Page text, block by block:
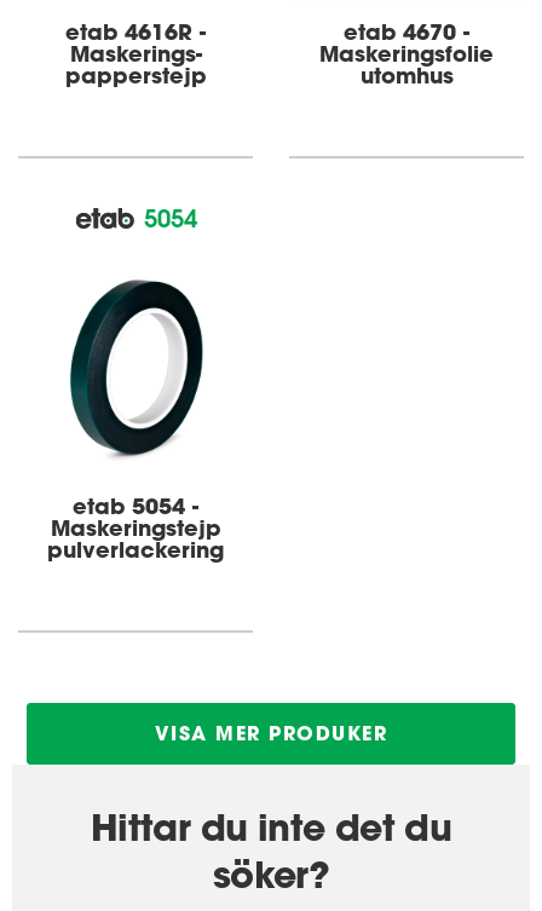
etab 4616R -
Maskerings­­
pappers­tejp
etab 4670 -
Maskeringsfolie
utomhus
5054
etab 5054 -
Maskeringstejp
pulverlackering
VISA MER PRODUKER
Hittar du inte det du
söker?